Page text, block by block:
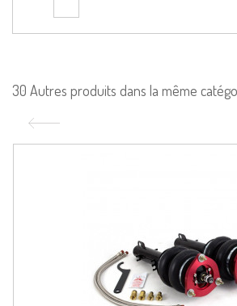
30 Autres produits dans la même